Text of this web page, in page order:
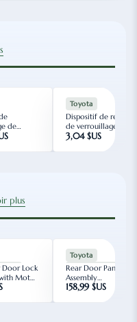
de
Toyota
Dispositif de retenue
de verrouillage de
trappe à carburant ...
3,04 $US
plus
3j
Door Lock
Motor
for
Toyota
Livraison en 3j
Rear Door Panel
Assembly
Aftermarket for
158,99 $US